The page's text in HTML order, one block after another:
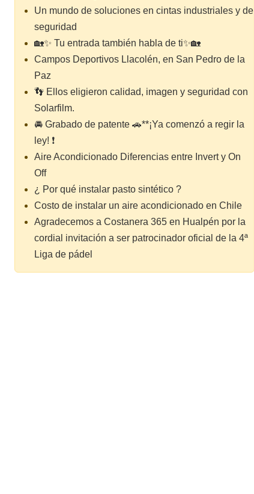
Un mundo de soluciones en cintas industriales y de
seguridad
🏡✨ Tu entrada también habla de ti✨🏡
Campos Deportivos Llacolén, en San Pedro de la
Paz
👣 Ellos eligieron calidad, imagen y seguridad con
Solarfilm.
🚘 Grabado de patente 🚗**¡Ya comenzó a regir la
ley! ❗
Aire Acondicionado Diferencias entre Invert y On
Off
¿ Por qué instalar pasto sintético ?
Costo de instalar un aire acondicionado en Chile
Agradecemos a Costanera 365 en Hualpén por la
cordial invitación a ser patrocinador oficial de la 4ª
Liga de pádel